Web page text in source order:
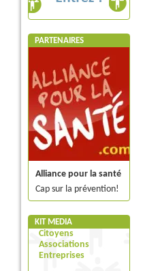
PARTENAIRES
Alliance pour la santé
Cap sur la prévention!
KIT MEDIA
Citoyens
Associations
Entreprises